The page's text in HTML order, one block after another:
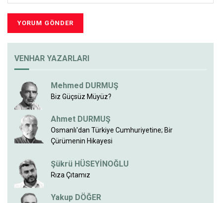
VENHAR YAZARLARI
Mehmed DURMUŞ
Biz Güçsüz Müyüz?
Ahmet DURMUŞ
Osmanlı'dan Türkiye Cumhuriyetine; Bir
Çürümenin Hikayesi
Şükrü HÜSEYİNOĞLU
Rıza Çıtamız
Yakup DÖĞER